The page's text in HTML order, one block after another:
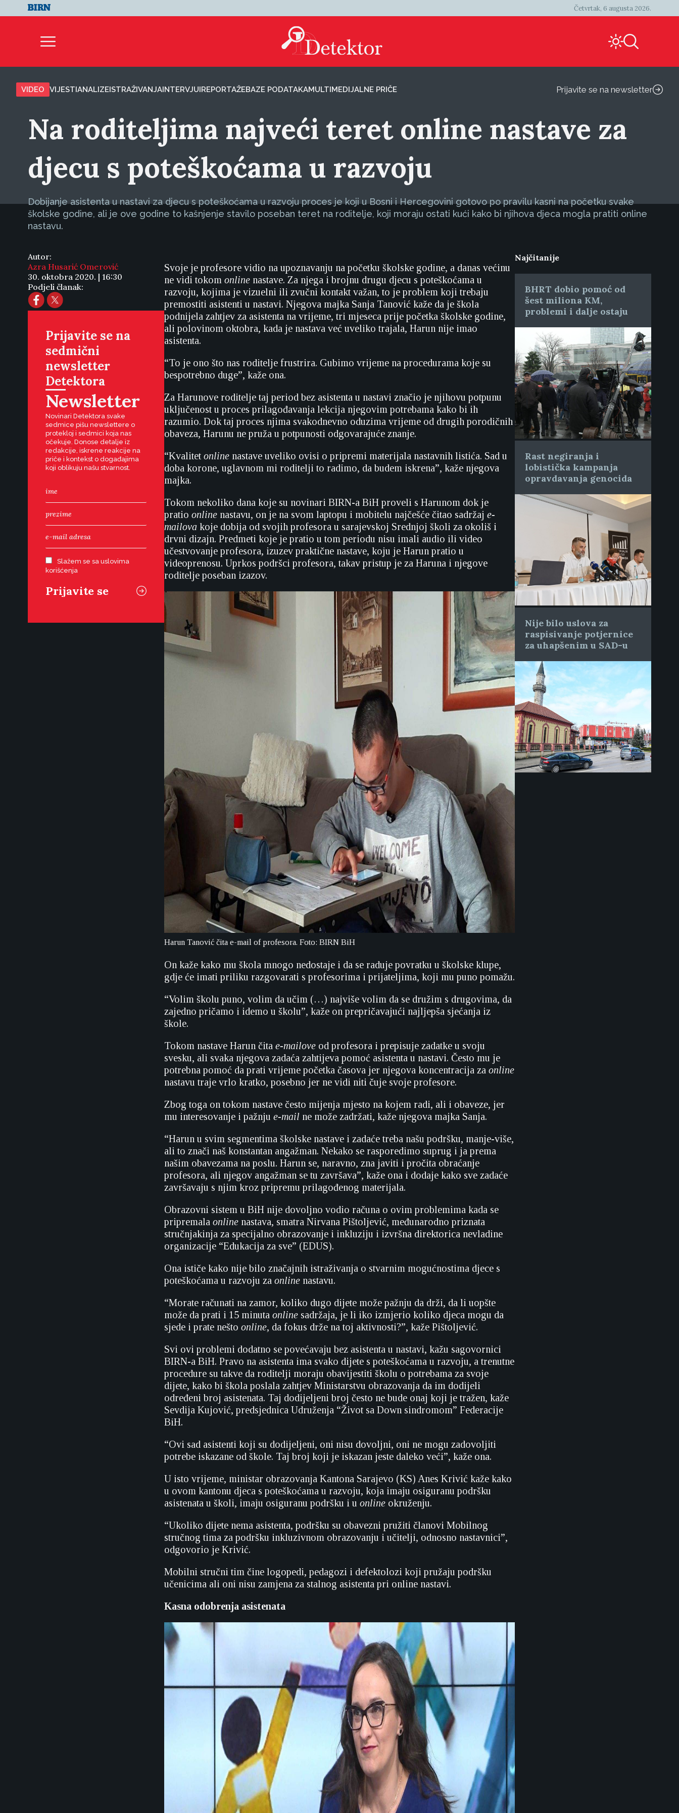
Četvrtak, 6 augusta 2026.
VIDEO VIJESTIANALIZEISTRAŽIVANJAINTERVJUIREPORTAŽEBAZE PODATAKAMULTIMEDIJALNE PRIČE Prijavite se na newsletter
Na roditeljima najveći teret online nastave za
djecu s poteškoćama u razvoju
Dobijanje asistenta u nastavi za djecu s poteškoćama u razvoju proces je koji u Bosni i Hercegovini gotovo po pravilu kasni na početku svake
školske godine, ali je ove godine to kašnjenje stavilo poseban teret na roditelje, koji moraju ostati kući kako bi njihova djeca mogla pratiti online
nastavu.
Autor:
Azra Husarić Omerović
30. oktobra 2020. | 16:30
Podjeli članak:
Prijavite se na
sedmični
newsletter
Detektora
Newsletter
Novinari Detektora svake
sedmice pišu newslettere o
protekloj i sedmici koja nas
očekuje. Donose detalje iz
redakcije, iskrene reakcije na
priče i kontekst o događajima
koji oblikuju našu stvarnost.
Slažem se sa uslovima
korišćenja
Svoje je profesore vidio na upoznavanju na početku školske godine, a danas većinu
ne vidi tokom online nastave. Za njega i brojnu drugu djecu s poteškoćama u
razvoju, kojima je vizuelni ili zvučni kontakt važan, to je problem koji trebaju
premostiti asistenti u nastavi. Njegova majka Sanja Tanović kaže da je škola
podnijela zahtjev za asistenta na vrijeme, tri mjeseca prije početka školske godine,
ali polovinom oktobra, kada je nastava već uveliko trajala, Harun nije imao
asistenta.
“To je ono što nas roditelje frustrira. Gubimo vrijeme na procedurama koje su
bespotrebno duge”, kaže ona.
Za Harunove roditelje taj period bez asistenta u nastavi značio je njihovu potpunu
uključenost u proces prilagođavanja lekcija njegovim potrebama kako bi ih
razumio. Dok taj proces njima svakodnevno oduzima vrijeme od drugih porodičnih
obaveza, Harunu ne pruža u potpunosti odgovarajuće znanje.
“Kvalitet online nastave uveliko ovisi o pripremi materijala nastavnih listića. Sad u
doba korone, uglavnom mi roditelji to radimo, da budem iskrena”, kaže njegova
majka.
Tokom nekoliko dana koje su novinari BIRN-a BiH proveli s Harunom dok je
pratio online nastavu, on je na svom laptopu i mobitelu najčešće čitao sadržaj e-
mailova koje dobija od svojih profesora u sarajevskoj Srednjoj školi za okoliš i
drvni dizajn. Predmeti koje je pratio u tom periodu nisu imali audio ili video
učestvovanje profesora, izuzev praktične nastave, koju je Harun pratio u
videoprenosu. Uprkos podršci profesora, takav pristup je za Haruna i njegove
roditelje poseban izazov.
Harun Tanović čita e-mail of profesora. Foto: BIRN BiH
On kaže kako mu škola mnogo nedostaje i da se raduje povratku u školske klupe,
gdje će imati priliku razgovarati s profesorima i prijateljima, koji mu puno pomažu.
“Volim školu puno, volim da učim (…) najviše volim da se družim s drugovima, da
zajedno pričamo i idemo u školu”, kaže on prepričavajući najljepša sjećanja iz
škole.
Tokom nastave Harun čita e-mailove od profesora i prepisuje zadatke u svoju
svesku, ali svaka njegova zadaća zahtijeva pomoć asistenta u nastavi. Često mu je
potrebna pomoć da prati vrijeme početka časova jer njegova koncentracija za online
nastavu traje vrlo kratko, posebno jer ne vidi niti čuje svoje profesore.
Zbog toga on tokom nastave često mijenja mjesto na kojem radi, ali i obaveze, jer
mu interesovanje i pažnju e-mail ne može zadržati, kaže njegova majka Sanja.
“Harun u svim segmentima školske nastave i zadaće treba našu podršku, manje-više,
ali to znači naš konstantan angažman. Nekako se rasporedimo suprug i ja prema
našim obavezama na poslu. Harun se, naravno, zna javiti i pročita obraćanje
profesora, ali njegov angažman se tu završava”, kaže ona i dodaje kako sve zadaće
završavaju s njim kroz pripremu prilagođenog materijala.
Obrazovni sistem u BiH nije dovoljno vodio računa o ovim problemima kada se
pripremala online nastava, smatra Nirvana Pištoljević, međunarodno priznata
stručnjakinja za specijalno obrazovanje i inkluziju i izvršna direktorica nevladine
organizacije “Edukacija za sve” (EDUS).
Ona ističe kako nije bilo značajnih istraživanja o stvarnim mogućnostima djece s
poteškoćama u razvoju za online nastavu.
“Morate računati na zamor, koliko dugo dijete može pažnju da drži, da li uopšte
može da prati i 15 minuta online sadržaja, je li iko izmjerio koliko djeca mogu da
sjede i prate nešto online, da fokus drže na toj aktivnosti?”, kaže Pištoljević.
Svi ovi problemi dodatno se povećavaju bez asistenta u nastavi, kažu sagovornici
BIRN-a BiH. Pravo na asistenta ima svako dijete s poteškoćama u razvoju, a trenutne
procedure su takve da roditelji moraju obavijestiti školu o potrebama za svoje
dijete, kako bi škola poslala zahtjev Ministarstvu obrazovanja da im dodijeli
određeni broj asistenata. Taj dodijeljeni broj često ne bude onaj koji je tražen, kaže
Sevdija Kujović, predsjednica Udruženja “Život sa Down sindromom” Federacije
BiH.
“Ovi sad asistenti koji su dodijeljeni, oni nisu dovoljni, oni ne mogu zadovoljiti
potrebe iskazane od škole. Taj broj koji je iskazan jeste daleko veći”, kaže ona.
U isto vrijeme, ministar obrazovanja Kantona Sarajevo (KS) Anes Krivić kaže kako
u ovom kantonu djeca s poteškoćama u razvoju, koja imaju osiguranu podršku
asistenata u školi, imaju osiguranu podršku i u online okruženju.
“Ukoliko dijete nema asistenta, podršku su obavezni pružiti članovi Mobilnog
stručnog tima za podršku inkluzivnom obrazovanju i učitelji, odnosno nastavnici”,
odgovorio je Krivić.
Mobilni stručni tim čine logopedi, pedagozi i defektolozi koji pružaju podršku
učenicima ali oni nisu zamjena za stalnog asistenta pri online nastavi.
Kasna odobrenja asistenata
Najčitanije
BHRT dobio pomoć od
šest miliona KM,
problemi i dalje ostaju
Rast negiranja i
lobistička kampanja
opravdavanja genocida
Nije bilo uslova za
raspisivanje potjernice
za uhapšenim u SAD-u